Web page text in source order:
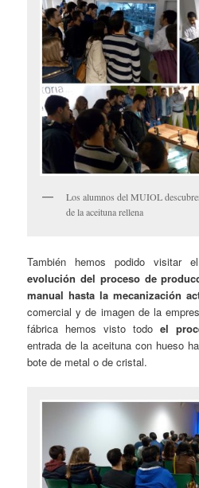
Los alumnos del MUIOL
de la aceituna rellena
También hemos podido visitar
evolución del proceso de
manual hasta la mecanización
comercial y de imagen de la
fábrica hemos visto todo el
entrada de la aceituna con hueso
bote de metal o de cristal.